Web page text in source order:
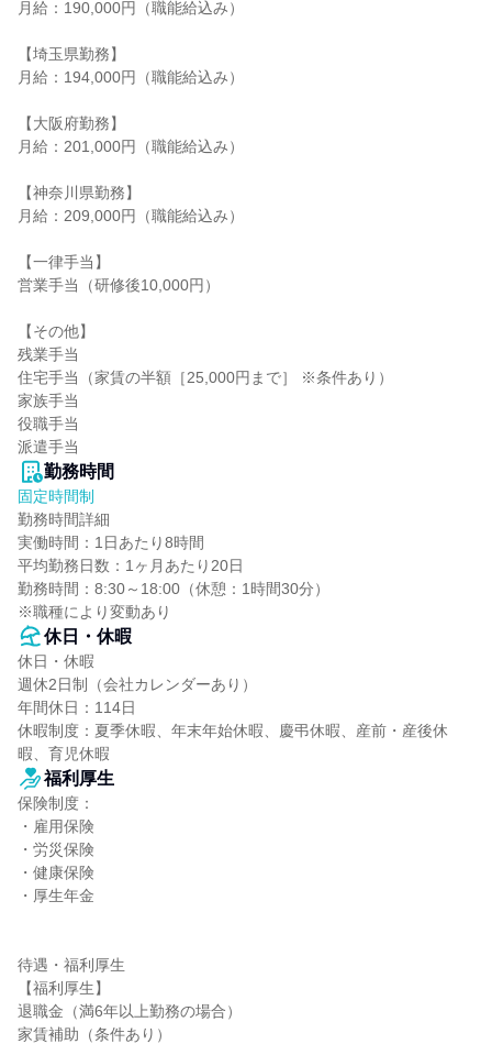
月給：190,000円（職能給込み）
【埼玉県勤務】
月給：194,000円（職能給込み）
【大阪府勤務】
月給：201,000円（職能給込み）
【神奈川県勤務】
月給：209,000円（職能給込み）
【一律手当】
営業手当（研修後10,000円）
【その他】
残業手当
住宅手当（家賃の半額［25,000円まで］ ※条件あり）
家族手当
役職手当
派遣手当
勤務時間
固定時間制
勤務時間詳細
実働時間：1日あたり8時間
平均勤務日数：1ヶ月あたり20日
勤務時間：8:30～18:00（休憩：1時間30分）
※職種により変動あり
休日・休暇
休日・休暇
週休2日制（会社カレンダーあり）
年間休日：114日
休暇制度：夏季休暇、年末年始休暇、慶弔休暇、産前・産後休
暇、育児休暇
福利厚生
保険制度：
・雇用保険
・労災保険
・健康保険
・厚生年金
待遇・福利厚生
【福利厚生】
退職金（満6年以上勤務の場合）
家賃補助（条件あり）